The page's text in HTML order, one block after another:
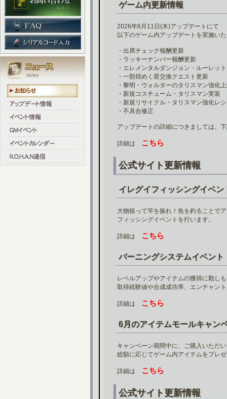
ゲーム内更新情報
2026年6月11日(木)アップデートにて
以下のゲーム内アップデートを実施い
・出席チェック報酬更新
・ラッキーナンバー報酬更新
・エレメンタルダンジョン・ルーレッ
・一部煌めく星交換クエスト更新
・黎明・ウォルターのタリスマン強化
・新規コスチューム・タリスマン実装
・新規リサイクル・タリスマン強化レ
・不具合修正
アップデートの詳細につきましては、
詳細は こちら
公式サイト更新情報
イレグイフィッシングイベン
大物狙って竿を振れ！魚を釣ることで
フィッシングイベントを行います。
詳細は こちら
バーニングシステムイベント
レベルアップやアイテムの獲得に勤し
取得経験値や合成成功率、エンチャン
詳細は こちら
6月のアイテムモールキャン
キャンペーン期間中に、ご購入いただ
総額に応じてゲーム内アイテムをプレ
詳細は こちら
公式サイト更新情報